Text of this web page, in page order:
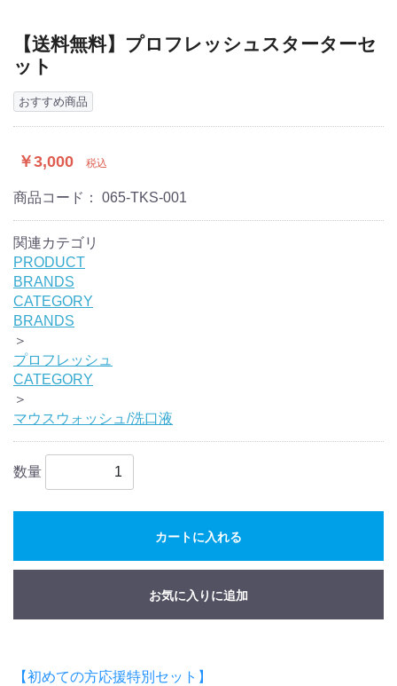
【送料無料】プロフレッシュスターターセ
ット
おすすめ商品
￥3,000 税込
商品コード： 065-TKS-001
関連カテゴリ
PRODUCT
BRANDS
CATEGORY
BRANDS
＞
プロフレッシュ
CATEGORY
＞
マウスウォッシュ/洗口液
数量
カートに入れる
お気に入りに追加
【初めての方応援特別セット】